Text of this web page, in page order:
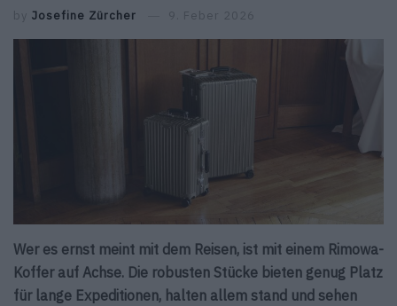
by Josefine Zürcher 9. Feber 2026
Wer es ernst meint mit dem Reisen, ist mit einem Rimowa-
Koffer auf Achse. Die robusten Stücke bieten genug Platz
für lange Expeditionen, halten allem stand und sehen